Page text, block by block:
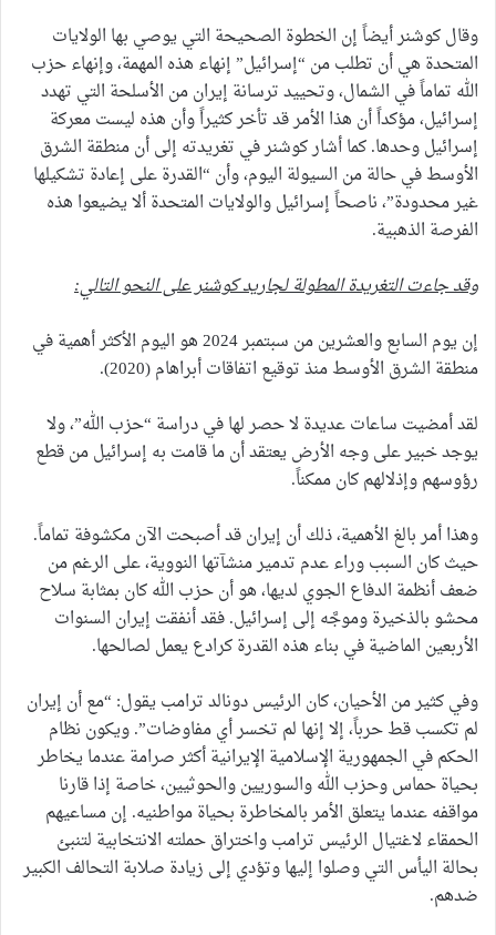
وقال كوشنر أيضاً إن الخطوة الصحيحة التي يوصي بها الولايات
المتحدة هي أن تطلب من “إسرائيل” إنهاء هذه المهمة، وإنهاء حزب
الله تماماً في الشمال، وتحييد ترسانة إيران من الأسلحة التي تهدد
إسرائيل، مؤكداً أن هذا الأمر قد تأخر كثيراً وأن هذه ليست معركة
إسرائيل وحدها. كما أشار كوشنر في تغريدته إلى أن منطقة الشرق
الأوسط في حالة من السيولة اليوم، وأن “القدرة على إعادة تشكيلها
غير محدودة”، ناصحاً إسرائيل والولايات المتحدة ألا يضيعوا هذه
الفرصة الذهبية.
وقد جاءت التغريدة المطولة لجاريد كوشنر على النحو التالي:
إن يوم السابع والعشرين من سبتمبر 2024 هو اليوم الأكثر أهمية في
منطقة الشرق الأوسط منذ توقيع اتفاقات أبراهام (2020).
لقد أمضيت ساعات عديدة لا حصر لها في دراسة “حزب الله”، ولا
يوجد خبير على وجه الأرض يعتقد أن ما قامت به إسرائيل من قطع
رؤوسهم وإذلالهم كان ممكناً.
وهذا أمر بالغ الأهمية، ذلك أن إيران قد أصبحت الآن مكشوفة تماماً.
حيث كان السبب وراء عدم تدمير منشآتها النووية، على الرغم من
ضعف أنظمة الدفاع الجوي لديها، هو أن حزب الله كان بمثابة سلاح
محشو بالذخيرة وموجَّه إلى إسرائيل. فقد أنفقت إيران السنوات
الأربعين الماضية في بناء هذه القدرة كرادع يعمل لصالحها.
وفي كثير من الأحيان، كان الرئيس دونالد ترامب يقول: “مع أن إيران
لم تكسب قط حرباً، إلا إنها لم تخسر أي مفاوضات”. ويكون نظام
الحكم في الجمهورية الإسلامية الإيرانية أكثر صرامة عندما يخاطر
بحياة حماس وحزب الله والسوريين والحوثيين، خاصة إذا قارنا
مواقفه عندما يتعلق الأمر بالمخاطرة بحياة مواطنيه. إن مساعيهم
الحمقاء لاغتيال الرئيس ترامب واختراق حملته الانتخابية لتنبئ
بحالة اليأس التي وصلوا إليها وتؤدي إلى زيادة صلابة التحالف الكبير
ضدهم.